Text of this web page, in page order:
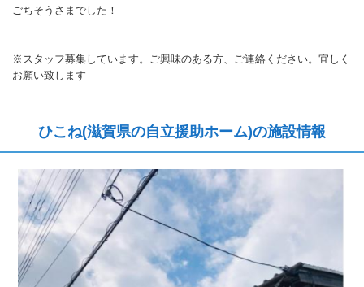
ごちそうさまでした！
※スタッフ募集しています。ご興味のある方、ご連絡ください。宜しく
お願い致します
ひこね(滋賀県の自立援助ホーム)の施設情報